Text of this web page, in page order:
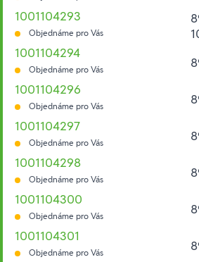
1001104293
Objednáme pro Vás
1001104294
Objednáme pro Vás
1001104296
Objednáme pro Vás
1001104297
Objednáme pro Vás
1001104298
Objednáme pro Vás
1001104300
Objednáme pro Vás
1001104301
Objednáme pro Vás